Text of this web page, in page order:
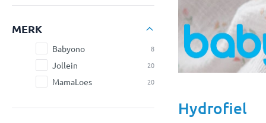
MERK
Babyono 8
Jollein 20
MamaLoes 20
Hydrofiel